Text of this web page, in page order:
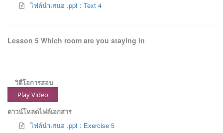
ไฟล์นำเสนอ .ppt : Text 4
Lesson 5 Which room are you staying in
วิดีโอการสอน
Play Video
ดาวน์โหลดไฟล์เอกสาร
ไฟล์นำเสนอ .ppt : Exercise 5